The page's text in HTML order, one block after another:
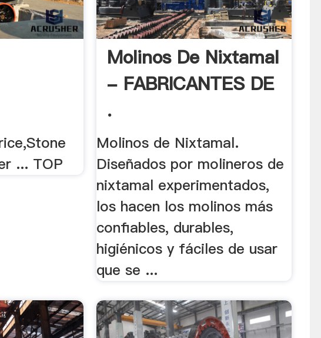
... TOP
Molinos De Nixtamal
- FABRICANTES DE
.
Molinos de Nixtamal.
Diseñados por molineros de
nixtamal experimentados,
los hacen los molinos más
confiables, durables,
higiénicos y fáciles de usar
que se ...